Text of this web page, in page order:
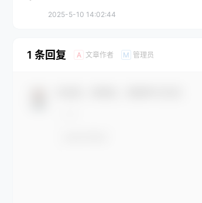
2025-5-10 14:02:44
1 条回复 A 文章作者 M 管理员